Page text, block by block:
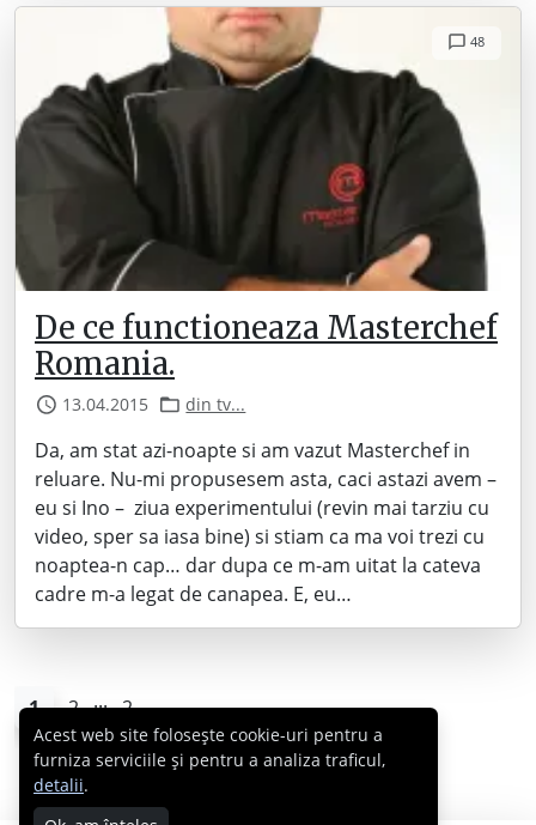
48
De ce functioneaza Masterchef
Romania.
13.04.2015 din tv...
Da, am stat azi-noapte si am vazut Masterchef in
reluare. Nu-mi propusesem asta, caci astazi avem –
eu si Ino – ziua experimentului (revin mai tarziu cu
video, sper sa iasa bine) si stiam ca ma voi trezi cu
noaptea-n cap… dar dupa ce m-am uitat la cateva
cadre m-a legat de canapea. E, eu…
1 2 ... 2
Acest web site folosește cookie-uri pentru a
furniza serviciile și pentru a analiza traficul,
detalii.